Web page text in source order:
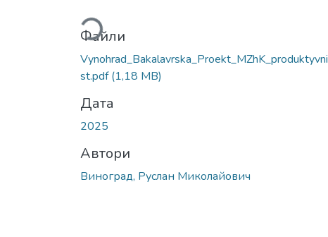
Вантажиться...
Файли
Vynohrad_Bakalavrska_Proekt_MZhK_produktyvni
st.pdf(1,18 MB)
Дата
2025
Автори
Виноград, Руслан Миколайович